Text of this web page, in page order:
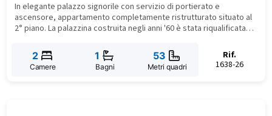
In elegante palazzo signorile con servizio di portierato e
ascensore, appartamento completamente ristrutturato situato al
2° piano. La palazzina costruita negli anni '60 è stata riqualificata
videosorveglianza e tre ascensori.
2
Camere
1
Bagni
53
Metri quadri
Rif.
1638-26